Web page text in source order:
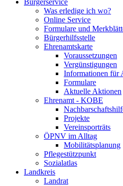
Bürgerservice
Was erledige ich wo?
Online Service
Formulare und
Bürgerhilfsstelle
Ehrenamtskarte
Voraussetzungen
Vergünstigungen
Informationen für
Formulare
Aktuelle Aktionen
Ehrenamt - KOBE
Projekte
Vereinsporträts
ÖPNV im Alltag
Mobilitätsplanung
Pflegestützpunkt
Sozialatlas
Landkreis
Landrat